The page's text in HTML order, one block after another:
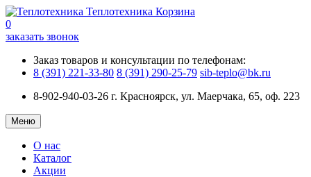
Теплотехника Корзина
0
заказать звонок
Заказ товаров и консультации по телефонам:
8 (391) 221-33-80 8 (391) 290-25-79 sib-teplo@bk.ru
8-902-940-03-26 г. Красноярск, ул. Маерчака, 65, оф. 223
Меню
О нас
Каталог
Акции